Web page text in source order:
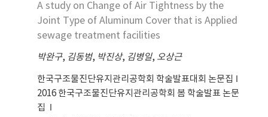
A study on Change of Air Tightness by the
Joint Type of Aluminum Cover that is Applied
sewage treatment facilities
박완구, 김동범, 박진상, 김병일, 오상근
한국구조물진단유지관리공학회 학술발표대회 논문집
2016 한국구조물진단유지관리공학회 봄 학술발표 논문
집